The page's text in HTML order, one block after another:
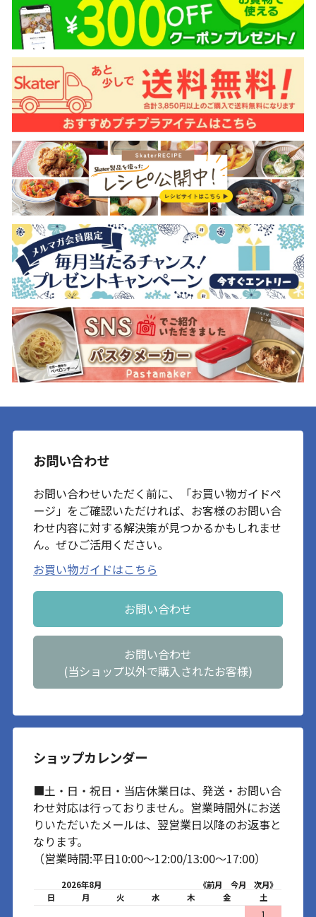
お問い合わせ
お問い合わせいただく前に、「お買い物ガイドペ
ージ」をご確認いただければ、お客様のお問い合
わせ内容に対する解決策が見つかるかもしれませ
ん。ぜひご活用ください。
お買い物ガイドはこちら
お問い合わせ
お問い合わせ
(当ショップ以外で購入されたお客様)
ショップカレンダー
■土・日・祝日・当店休業日は、発送・お問い合
わせ対応は行っておりません。営業時間外にお送
りいただいたメールは、翌営業日以降のお返事と
なります。
（営業時間:平日10:00～12:00/13:00～17:00）
2026年8月 《前月 今月
次月》
日
月 火 水 木 金 土
1